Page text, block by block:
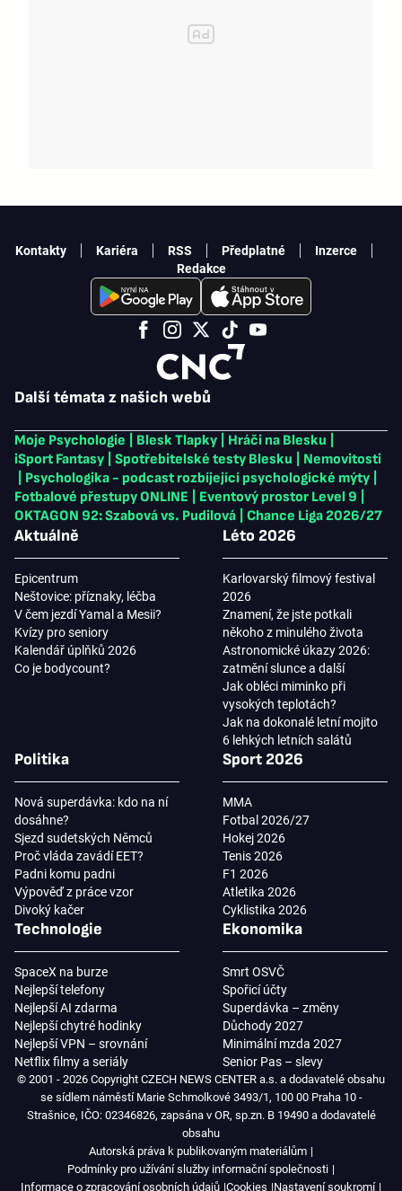
Další témata z našich webů
Moje Psychologie Blesk Tlapky Hráči na Blesku
iSport Fantasy
Spotřebitelské testy Blesku
Nemovitosti
Psychologika - podcast rozbíjející psychologické mýty
Fotbalové přestupy ONLINE
Eventový prostor Level 9
OKTAGON 92: Szabová vs. Pudilová
Chance Liga 2026/27
Aktuálně
Epicentrum
Neštovice: příznaky, léčba
V čem jezdí Yamal a Mesii?
Kvízy pro seniory
Kalendář úplňků 2026
Co je bodycount?
Léto 2026
Karlovarský filmový festival
2026
Znamení, že jste potkali
někoho z minulého života
Astronomické úkazy 2026:
zatmění slunce a další
Jak obléci miminko při
vysokých teplotách?
Jak na dokonalé letní mojito
6 lehkých letních salátů
Politika
Nová superdávka: kdo na ní
dosáhne?
Sjezd sudetských Němců
Proč vláda zavádí EET?
Padni komu padni
Výpověď z práce vzor
Divoký kačer
Sport 2026
MMA
Fotbal 2026/27
Hokej 2026
Tenis 2026
F1 2026
Atletika 2026
Cyklistika 2026
Technologie
SpaceX na burze
Nejlepší telefony
Nejlepší AI zdarma
Nejlepší chytré hodinky
Nejlepší VPN – srovnání
Netflix filmy a seriály
Ekonomika
Smrt OSVČ
Spořicí účty
Superdávka – změny
Důchody 2027
Minimální mzda 2027
Senior Pas – slevy
Kontakty Kariéra RSS Předplatné
Inzerce
Redakce
© 2001 - 2026 Copyright CZECH NEWS CENTER a.s. a dodavatelé obsahu
se sídlem náměstí Marie Schmolkové 3493/1, 100 00 Praha 10 -
Strašnice, IČO: 02346826, zapsána v OR, sp.zn. B 19490 a dodavatelé
obsahu
Autorská práva k publikovaným materiálům
Podmínky pro užívání služby informační společnosti
Informace o zpracování osobních údajů Cookies Nastavení soukromí